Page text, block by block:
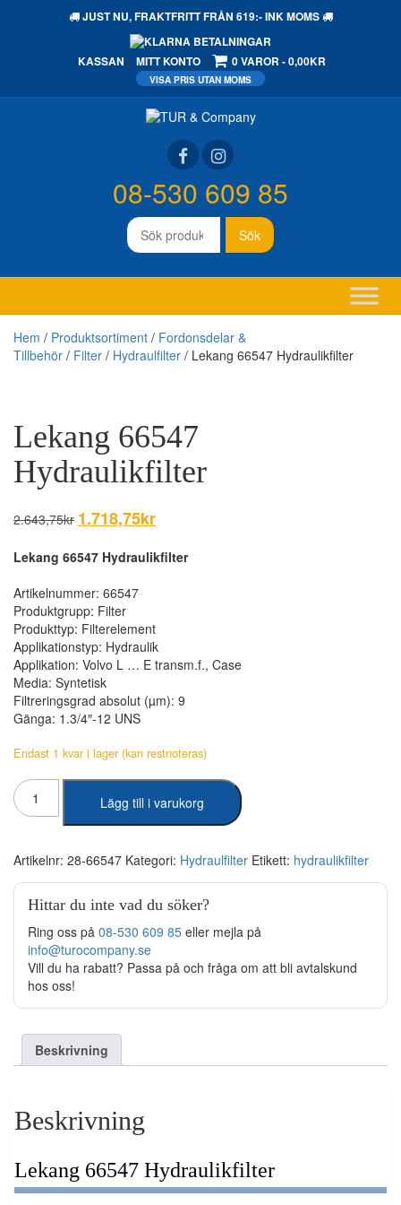
JUST NU,FRAKTFRITTFRÅN 619:- INK MOMS
KASSAN MITT KONTO 0 VAROR 0,00KR
Sök
efter:
Sök
08-530 609 85
Hem / Produktsortiment / Fordonsdelar &
Tillbehör / Filter / Hydraulfilter / Lekang 66547 Hydraulikfilter
Lekang 66547
Hydraulikfilter
2.643,75kr Det
priset
2.643,75kr.
1.718,75krDet
priset
Lekang 66547 Hydraulikfilter
Artikelnummer: 66547
Produktgrupp: Filter
Produkttyp: Filterelement
Applikationstyp: Hydraulik
Applikation: Volvo L … E transm.f., Case
Media: Syntetisk
Filtreringsgrad absolut (µm): 9
Gänga: 1.3/4″-12 UNS
Endast 1 kvar i lager (kan restnoteras)
Lekang
66547
Hydraulikfilter
Lägg till i varukorg
Artikelnr: 28-66547 Kategori: Hydraulfilter Etikett: hydraulikfilter
Hittar du inte vad du söker?
Ring oss på 08-530 609 85 eller mejla på
info@turocompany.se
Vill du ha rabatt? Passa på och fråga om att bli avtalskund
hos oss!
Beskrivning
Beskrivning
Lekang 66547 Hydraulikfilter